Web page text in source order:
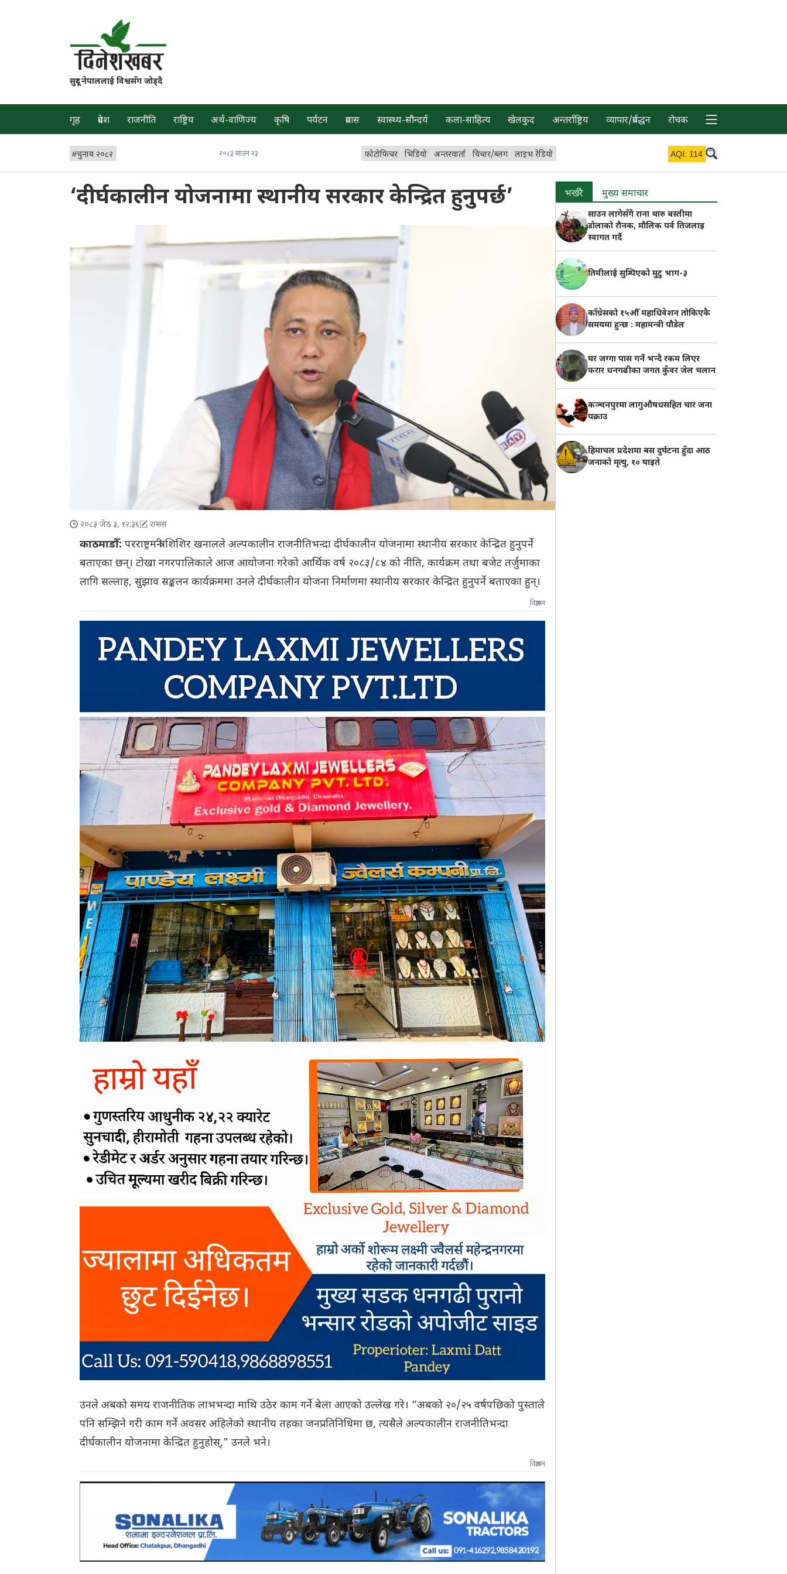
सुदूर नेपाललाई विश्वसँग जोड्दै
गृह प्रदेश राजनीति राष्ट्रिय अर्थ-वाणिज्य कृषि पर्यटन प्रवास स्वास्थ्य-सौन्दर्य कला-साहित्य खेलकुद अन्तर्राष्ट्रिय व्यापार/प्रर्वद्धन रोचक
#चुनाव २०८२ २०८३ साउन २३ फोटोफिचर भिडियो अन्तरवार्ता विचार/ब्लग लाइभ रेडियो AQI: 114
‘दीर्घकालीन योजनामा स्थानीय सरकार केन्द्रित हुनुपर्छ’
२०८३ जेठ ३, १२:३६ रासस
काठमाडौँ: परराष्ट्रमन्त्री शिशिर खनालले अल्पकालीन राजनीतिभन्दा दीर्घकालीन योजनामा स्थानीय सरकार केन्द्रित हुनुपर्ने
बताएका छन्। टोखा नगरपालिकाले आज आयोजना गरेको आर्थिक वर्ष २०८३/८४ को नीति, कार्यक्रम तथा बजेट तर्जुमाका
लागि सल्लाह, सुझाव सङ्कलन कार्यक्रममा उनले दीर्घकालीन योजना निर्माणमा स्थानीय सरकार केन्द्रित हुनुपर्ने बताएका हुन्।
विज्ञापन
उनले अबको समय राजनीतिक लाभभन्दा माथि उठेर काम गर्ने बेला आएको उल्लेख गरे। “अबको २०/२५ वर्षपछिको पुस्ताले
पनि सम्झिने गरी काम गर्ने अवसर अहिलेको स्थानीय तहका जनप्रतिनिधिमा छ, त्यसैले अल्पकालीन राजनीतिभन्दा
दीर्घकालीन योजनामा केन्द्रित हुनुहोस्,” उनले भने।
विज्ञापन
भर्खरै मुख्य समाचार
साउन लागेसँगै राना थारु बस्तीमा
डोलाको रौनक, मौलिक पर्व तिजलाइ
स्वागत गर्दै
तिमीलाई सुम्पिएको मुटु भाग-३
काँग्रेसको १५औँ महाधिवेशन तोकिएकै
समयमा हुन्छ : महामन्त्री पौडेल
घर जग्गा पास गर्ने भन्दै रकम लिएर
फरार धनगढीका जगत कुँवर जेल चलान
कञ्चनपुरमा लागुऔषधसहित चार जना
पक्राउ
हिमाचल प्रदेशमा बस दुर्घटना हुँदा आठ
जनाको मृत्यु, १० घाइते